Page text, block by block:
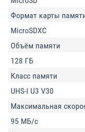
Формат карты
MicroSDXC
Объём памяти
128 ГБ
Класс памяти
UHS-I U3 V30
Максимальная
95 МБ/с